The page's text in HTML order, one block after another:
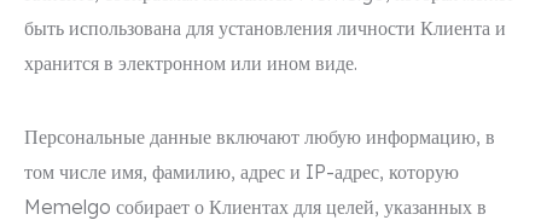
быть использована для установления личности Клиента и
хранится в электронном или ином виде.
Персональные данные включают любую информацию, в
том числе имя, фамилию, адрес и IP-адрес, которую
Memelgo собирает о Клиентах для целей, указанных в